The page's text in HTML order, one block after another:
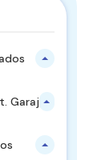
Garajes